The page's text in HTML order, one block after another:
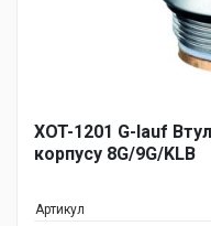
XOT-1201 G-lauf
корпусу 8G/9G/KLB
Артикул